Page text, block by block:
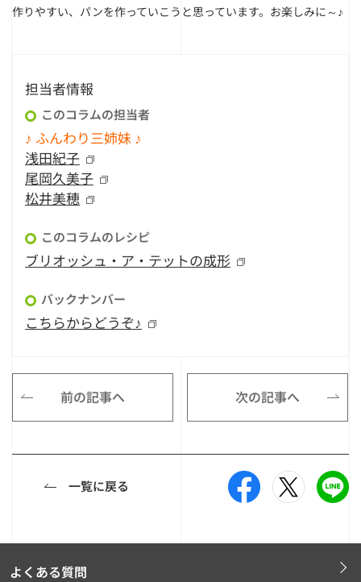
作りやすい、パンを作っていこうと思っています。お楽しみに～♪
担当者情報
このコラムの担当者
♪ ふんわり三姉妹 ♪
浅田紀子
尾岡久美子
松井美穂
このコラムのレシピ
ブリオッシュ・ア・テットの成形
バックナンバー
こちらからどうぞ♪
前の記事へ 次の記事へ
一覧に戻る
よくある質問